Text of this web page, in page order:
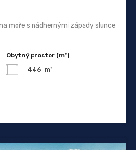
moře s nádhernými západy slunce
Obytný prostor (m²)
446 m²